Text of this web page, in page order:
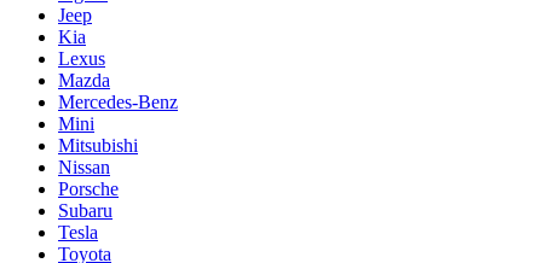
Jeep
Kia
Lexus
Mazda
Mercedes-Benz
Mini
Mitsubishi
Nissan
Porsche
Subaru
Tesla
Toyota